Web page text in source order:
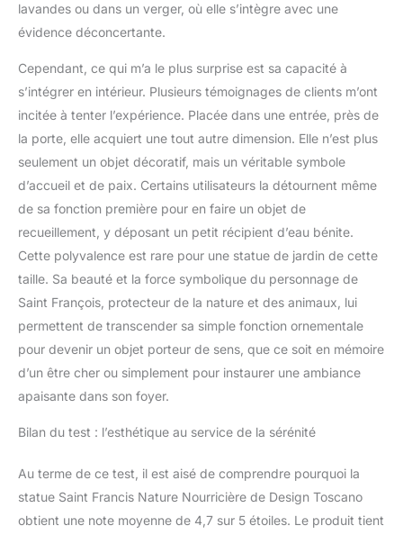
lavandes ou dans un verger, où elle s’intègre avec une
évidence déconcertante.
Cependant, ce qui m’a le plus surprise est sa capacité à
s’intégrer en intérieur. Plusieurs témoignages de clients m’ont
incitée à tenter l’expérience. Placée dans une entrée, près de
la porte, elle acquiert une tout autre dimension. Elle n’est plus
seulement un objet décoratif, mais un véritable symbole
d’accueil et de paix. Certains utilisateurs la détournent même
de sa fonction première pour en faire un objet de
recueillement, y déposant un petit récipient d’eau bénite.
Cette polyvalence est rare pour une statue de jardin de cette
taille. Sa beauté et la force symbolique du personnage de
Saint François, protecteur de la nature et des animaux, lui
permettent de transcender sa simple fonction ornementale
pour devenir un objet porteur de sens, que ce soit en mémoire
d’un être cher ou simplement pour instaurer une ambiance
apaisante dans son foyer.
Bilan du test : l’esthétique au service de la sérénité
Au terme de ce test, il est aisé de comprendre pourquoi la
statue Saint Francis Nature Nourricière de Design Toscano
obtient une note moyenne de 4,7 sur 5 étoiles. Le produit tient